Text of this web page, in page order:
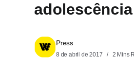
adolescência
Press
8 de abril de 2017 2 Mins